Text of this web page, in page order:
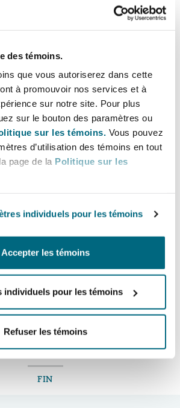
des témoins.
que vous autoriserez dans cette
à promouvoir nos services et à
sur notre site. Pour plus
sur le bouton des paramètres ou
sur les témoins. Vous pouvez
d’utilisation des témoins en tout
page de la Politique sur les
individuels pour les témoins
Accepter les témoins
individuels pour les témoins
Refuser les témoins
Assurance spécialisée
Bailey
Apple
Spreaker
episode please do look up the
podcast serieshosted by our
Nash and Vyasna Mahadevey.
about our global digital
offering can also be found
FIN